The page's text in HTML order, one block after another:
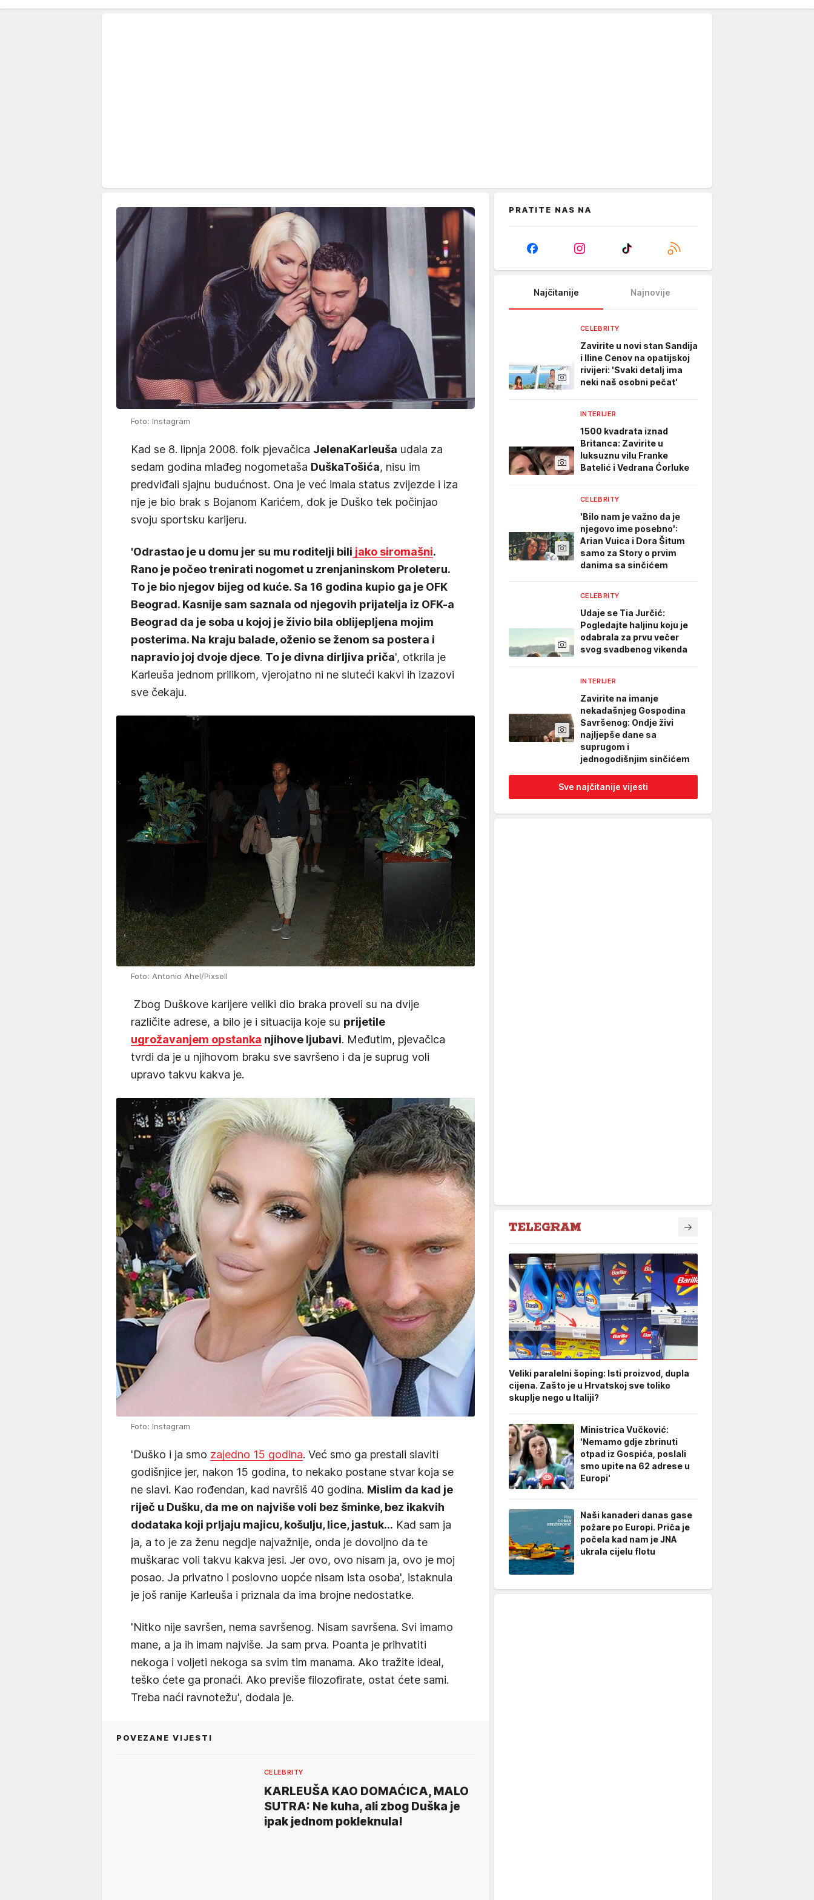
Foto: Instagram
Kad se 8. lipnja 2008. folk pjevačica JelenaKarleuša udala za
sedam godina mlađeg nogometaša DuškaTošića, nisu im
predviđali sjajnu budućnost. Ona je već imala status zvijezde i iza
nje je bio brak s Bojanom Karićem, dok je Duško tek počinjao
svoju sportsku karijeru.
'Odrastao je u domu jer su mu roditelji bili jako siromašni.
Rano je počeo trenirati nogomet u zrenjaninskom Proleteru.
To je bio njegov bijeg od kuće. Sa 16 godina kupio ga je OFK
Beograd. Kasnije sam saznala od njegovih prijatelja iz OFK-a
Beograd da je soba u kojoj je živio bila oblijepljena mojim
posterima. Na kraju balade, oženio se ženom sa postera i
napravio joj dvoje djece. To je divna dirljiva priča', otkrila je
Karleuša jednom prilikom, vjerojatno ni ne sluteći kakvi ih izazovi
sve čekaju.
Foto: Antonio Ahel/Pixsell
Zbog Duškove karijere veliki dio braka proveli su na dvije
različite adrese, a bilo je i situacija koje su prijetile
ugrožavanjem opstanka njihove ljubavi. Međutim, pjevačica
tvrdi da je u njihovom braku sve savršeno i da je suprug voli
upravo takvu kakva je.
Foto: Instagram
'Duško i ja smo zajedno 15 godina. Već smo ga prestali slaviti
godišnjice jer, nakon 15 godina, to nekako postane stvar koja se
ne slavi. Kao rođendan, kad navršiš 40 godina. Mislim da kad je
riječ u Dušku, da me on najviše voli bez šminke, bez ikakvih
dodataka koji prljaju majicu, košulju, lice, jastuk... Kad sam ja
ja, a to je za ženu negdje najvažnije, onda je dovoljno da te
muškarac voli takvu kakva jesi. Jer ovo, ovo nisam ja, ovo je moj
posao. Ja privatno i poslovno uopće nisam ista osoba', istaknula
je još ranije Karleuša i priznala da ima brojne nedostatke.
'Nitko nije savršen, nema savršenog. Nisam savršena. Svi imamo
mane, a ja ih imam najviše. Ja sam prva. Poanta je prihvatiti
nekoga i voljeti nekoga sa svim tim manama. Ako tražite ideal,
teško ćete ga pronaći. Ako previše filozofirate, ostat ćete sami.
Treba naći ravnotežu', dodala je.
POVEZANE VIJESTI
CELEBRITY
KARLEUŠA KAO DOMAĆICA, MALO
SUTRA: Ne kuha, ali zbog Duška je
ipak jednom pokleknula!
PRATITE NAS NA
Najčitanije Najnovije
CELEBRITY
Zavirite u novi stan Sandija
i Iline Cenov na opatijskoj
rivijeri: 'Svaki detalj ima
neki naš osobni pečat'
INTERIJER
1500 kvadrata iznad
Britanca: Zavirite u
luksuznu vilu Franke
Batelić i Vedrana Ćorluke
CELEBRITY
'Bilo nam je važno da je
njegovo ime posebno':
Arian Vuica i Dora Šitum
samo za Story o prvim
danima sa sinčićem
CELEBRITY
Udaje se Tia Jurčić:
Pogledajte haljinu koju je
odabrala za prvu večer
svog svadbenog vikenda
INTERIJER
Zavirite na imanje
nekadašnjeg Gospodina
Savršenog: Ondje živi
najljepše dane sa
suprugom i
jednogodišnjim sinčićem
Sve najčitanije vijesti
Veliki paralelni šoping: Isti proizvod, dupla
cijena. Zašto je u Hrvatskoj sve toliko
skuplje nego u Italiji?
Ministrica Vučković:
'Nemamo gdje zbrinuti
otpad iz Gospića, poslali
smo upite na 62 adrese u
Europi'
Naši kanaderi danas gase
požare po Europi. Priča je
počela kad nam je JNA
ukrala cijelu flotu